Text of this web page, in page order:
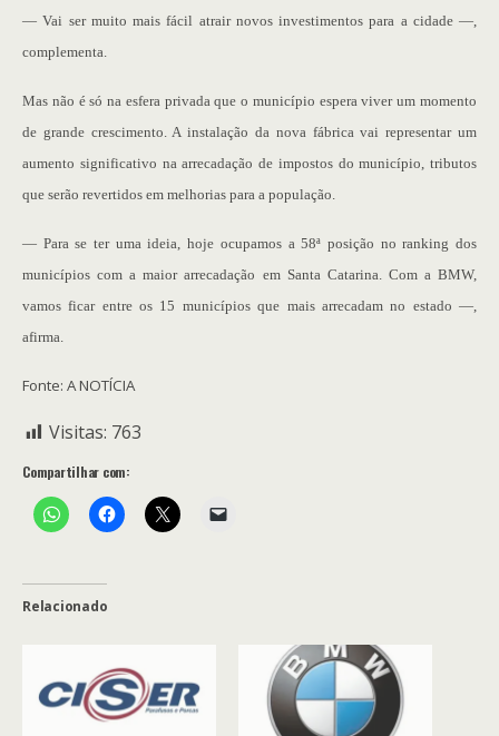
— Vai ser muito mais fácil atrair novos investimentos para a cidade —,
complementa.
Mas não é só na esfera privada que o município espera viver um momento
de grande crescimento. A instalação da nova fábrica vai representar um
aumento significativo na arrecadação de impostos do município, tributos
que serão revertidos em melhorias para a população.
— Para se ter uma ideia, hoje ocupamos a 58ª posição no ranking dos
municípios com a maior arrecadação em Santa Catarina. Com a BMW,
vamos ficar entre os 15 municípios que mais arrecadam no estado —,
afirma.
Fonte: A NOTÍCIA
Visitas: 763
Compartilhar com:
Relacionado